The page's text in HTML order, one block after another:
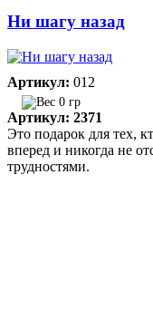
Ни шагу назад
Артикул: 012
0 гр
Артикул: 2371
Это подарок для тех,
вперед и никогда не
трудностями.